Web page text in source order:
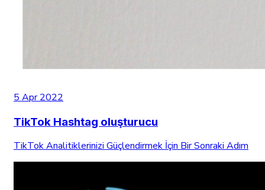
5 Apr 2022
TikTok Hashtag oluşturucu
TikTok Analitiklerinizi Güçlendirmek İçin Bir Sonraki Adım